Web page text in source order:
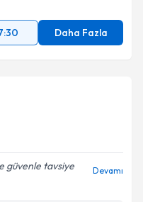
Daha Fazla
güvenle tavsiye
Devamı